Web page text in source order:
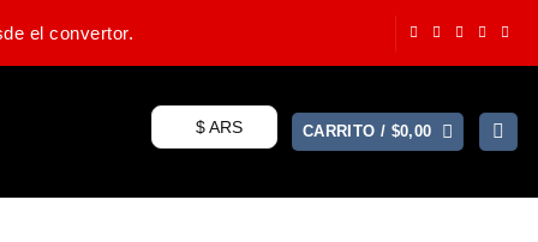
el convertor.
$ ARS CARRITO / $0,00